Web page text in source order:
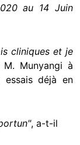
au 14 Juin
cliniques et je
Munyangi à
essais déjà en
, a-t-il